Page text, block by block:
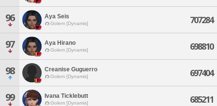
96 Aya Seis
Golem [Dynamis] 707284
97 Aya Hirano
Golem [Dynamis] 698810
98 Creanise Guguerro
Golem [Dynamis] 697404
99 Ivana Ticklebutt
Golem [Dynamis] 685211